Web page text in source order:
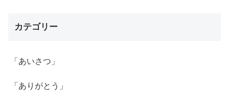
カテゴリー
「あいさつ」
「ありがとう」